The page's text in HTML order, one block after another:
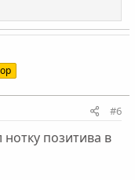
#6
позитива в